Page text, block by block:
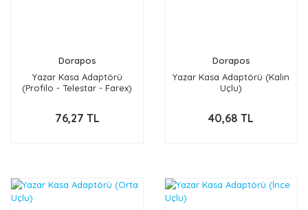
Dorapos
Yazar Kasa Adaptörü
(Profilo - Telestar - Farex)
76,27 TL
Dorapos
Yazar Kasa Adaptörü (Kalın
Uçlu)
40,68 TL